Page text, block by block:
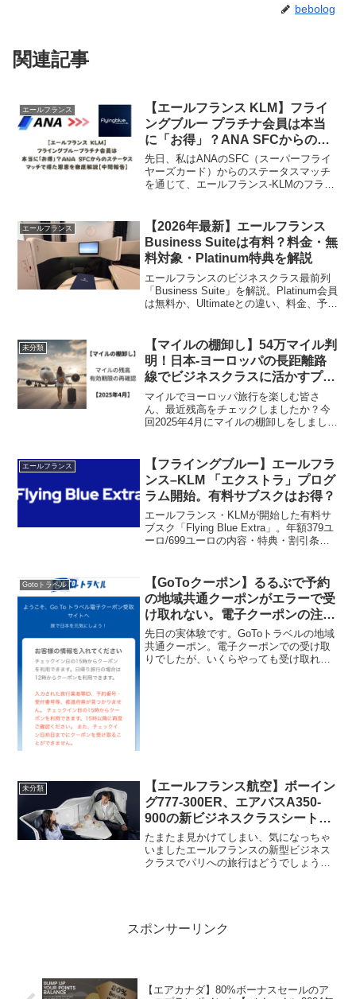
bebolog
関連記事
エールフランス
【エールフランス KLM】フライ
ングブルー プラチナ会員は本当
に「お得」？ANA SFCからのス
テータスマッチで得た恩恵を徹底
解説【中間報告】
先日、私はANAのSFC（スーパーフライ
ヤーズカード）からのステータスマッチ
を通じて、エールフランス-KLMのフライ
SFCから→フライングブルーのプラチナ
に昇格！...
エールフランス
【2026年最新】エールフランス
Business Suiteは有料？料金・無
料対象・Platinum特典を解説
エールフランスのビジネスクラス最前列
「Business Suite」を解説。Platinum会員
は無料か、Ultimateとの違い、料金、予約
未分類
【マイルの棚卸し】54万マイル判
明！日本-ヨーロッパの長距離路
線でビジネスクラスに活かすプラ
ン【2025年4月】
マイルでヨーロッパ旅行を楽しむ皆さ
ん、最近残高をチェックしましたか？今
回2025年4月にマイルの棚卸しをしまし
中心。今回は私のマイル状況と、欧州路
線への活用プランを...
エールフランス
【フライングブルー】エールフラ
ンス–KLM 「エクストラ」プログ
ラム開始。有料サブスクはお得？
エールフランス・KLMが開始した有料サ
ブスク「Flying Blue Extra」。年額379ユ
ーロ/699ユーロの内容・特典・割引条件
Gotoトラベル
【GoToクーポン】るるぶで予約
の地域共通クーポンがエラーで受
け取れない。電子クーポンの注
意！
先日の実体験です。GoToトラベルの地域
共通クーポン。電子クーポンでの受け取
りでしたが、いくらやっても受け取れな
未分類
【エールフランス航空】ボーイン
グ777-300ER、エアバスA350-
900の新ビジネスクラスシートが
魅力的
たまたま見かけてしまい、気になっちゃ
いましたエールフランスの新型ビジネス
クラスでパリへの旅行はどうでしょう？
スポンサーリンク
【エアカナダ】80%ボーナスセールのア